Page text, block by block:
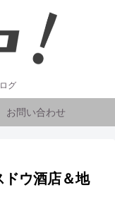
グ
お問い合わせ
ドウ酒店＆地